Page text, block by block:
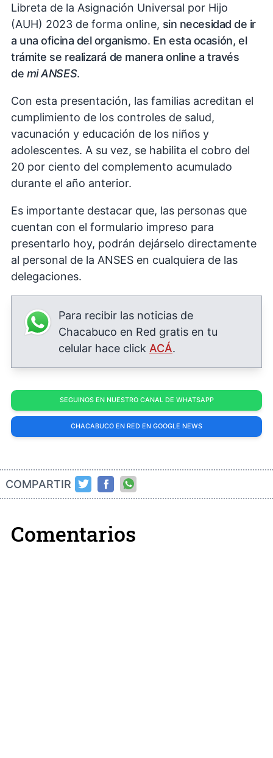
Libreta de la Asignación Universal por Hijo
(AUH) 2023 de forma online, sin necesidad de ir
a una oficina del organismo. En esta ocasión, el
trámite se realizará de manera online a través
de mi ANSES.
Con esta presentación, las familias acreditan el
cumplimiento de los controles de salud,
vacunación y educación de los niños y
adolescentes. A su vez, se habilita el cobro del
20 por ciento del complemento acumulado
durante el año anterior.
Es importante destacar que, las personas que
cuentan con el formulario impreso para
presentarlo hoy, podrán dejárselo directamente
al personal de la ANSES en cualquiera de las
delegaciones.
Para recibir las noticias de
Chacabuco en Red gratis en tu
celular hace click ACÁ.
SEGUINOS EN NUESTRO CANAL DE WHATSAPP
CHACABUCO EN RED EN GOOGLE NEWS
COMPARTIR
Comentarios